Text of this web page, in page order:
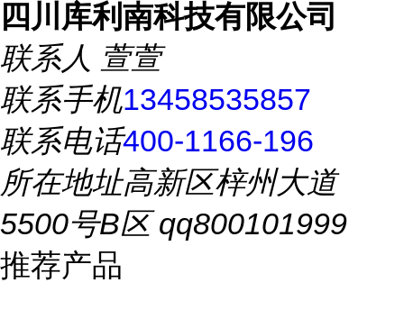
四川库利南科技有限公司
联系人 萱萱
联系手机13458535857
联系电话400-1166-196
所在地址高新区梓州大道
5500号B区 qq800101999
推荐产品